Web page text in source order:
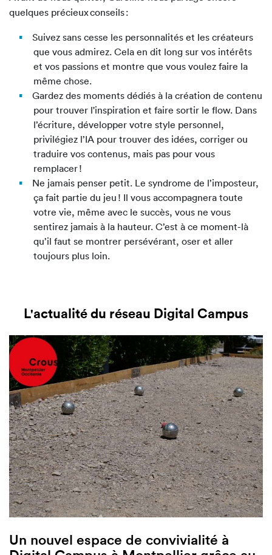
quelques précieux conseils :
Suivez sans cesse les personnalités et les créateurs
que vous admirez. Cela en dit long sur vos intérêts
et vos passions et montre que vous voulez faire la
même chose.
Gardez des moments dédiés à la création de contenu
pour trouver l'inspiration et faire sortir le flow. Dans
l’écriture, développer votre style personnel,
privilégiez l’IA pour trouver des idées, corriger ou
traduire vos contenus, mais pas pour vous
remplacer !
Ne jamais penser petit. Le syndrome de l’imposteur,
ça fait partie du jeu ! Il vous accompagnera toute
votre vie, même avec le succès, vous ne vous
sentirez jamais à la hauteur. C’est à ce moment-là
qu’il faut se montrer persévérant, oser et aller
toujours plus loin.
L'actualité du réseau Digital Campus
Un nouvel espace de convivialité à